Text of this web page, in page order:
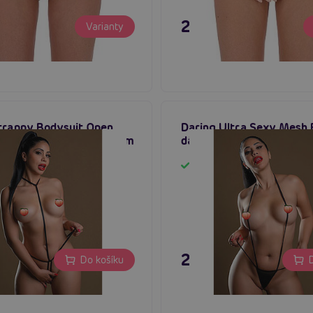
Varianty 295 Kč
Bodysuit Open
body s otevřeným
Do košíku
Daring Ultra Sexy Mesh
dámský body
295 Kč